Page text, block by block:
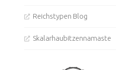
Reichstypen Blog
Skalarhaubitzennamaste